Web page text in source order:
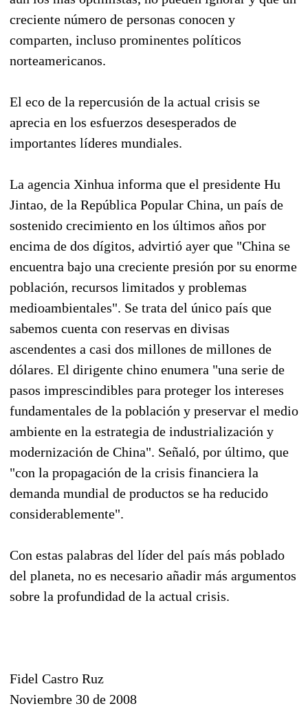
creciente número de personas conocen y
comparten, incluso prominentes políticos
norteamericanos.
El eco de la repercusión de la actual crisis se
aprecia en los esfuerzos desesperados de
importantes líderes mundiales.
La agencia Xinhua informa que el presidente Hu
Jintao, de la República Popular China, un país de
sostenido crecimiento en los últimos años por
encima de dos dígitos, advirtió ayer que "China se
encuentra bajo una creciente presión por su enorme
población, recursos limitados y problemas
medioambientales". Se trata del único país que
sabemos cuenta con reservas en divisas
ascendentes a casi dos millones de millones de
dólares. El dirigente chino enumera "una serie de
pasos imprescindibles para proteger los intereses
fundamentales de la población y preservar el medio
ambiente en la estrategia de industrialización y
modernización de China". Señaló, por último, que
"con la propagación de la crisis financiera la
demanda mundial de productos se ha reducido
considerablemente".
Con estas palabras del líder del país más poblado
del planeta, no es necesario añadir más argumentos
sobre la profundidad de la actual crisis.
Fidel Castro Ruz
Noviembre 30 de 2008